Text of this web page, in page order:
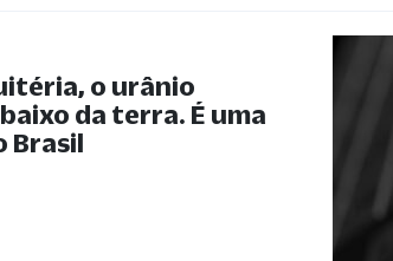
o urânio
da terra. É uma
Brasil